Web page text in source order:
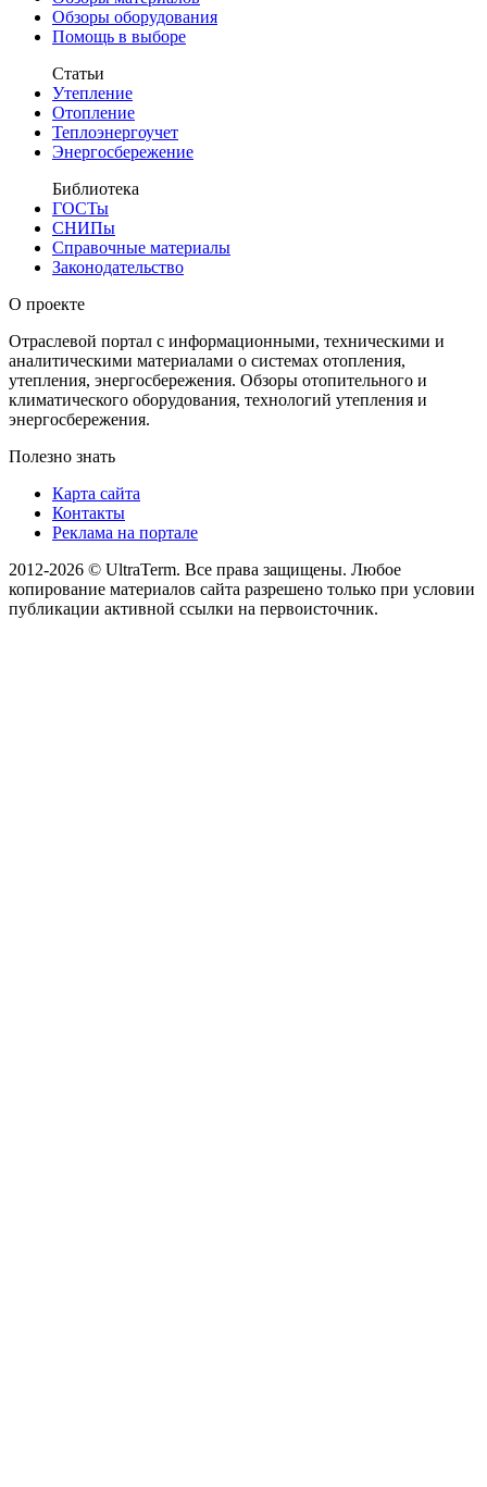
Обзоры оборудования
Помощь в выборе
Статьи
Утепление
Отопление
Теплоэнергоучет
Энергосбережение
Библиотека
ГОСТы
СНИПы
Справочные материалы
Законодательство
О проекте
Отраслевой портал с информационными, техническими и
аналитическими материалами о системах отопления,
утепления, энергосбережения. Обзоры отопительного и
климатического оборудования, технологий утепления и
энергосбережения.
Полезно знать
Карта сайта
Контакты
Реклама на портале
2012-2026 © UltraTerm. Все права защищены. Любое
копирование материалов сайта разрешено только при условии
публикации активной ссылки на первоисточник.